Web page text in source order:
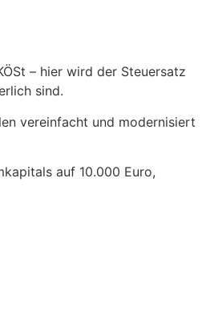
– hier wird der Steuersatz
sind.
vereinfacht und modernisiert
auf 10.000 Euro,